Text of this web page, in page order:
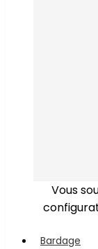
Vous
Bardage